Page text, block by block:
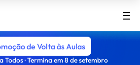
de Volta às Aulas
Todos · Termina em 8 de setembro